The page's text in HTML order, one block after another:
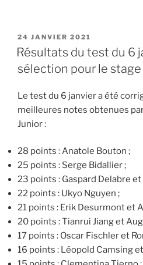
PUBLIÉ
LE
24 JANVIER 2021
Résultats du test du 6
sélection pour le
Le test du 6 janvier a été
meilleures notes obtenues
Junior :
28 points : Anatole Bouton ;
25 points : Serge Bidallier ;
23 points : Gaspard Delabre
22 points : Ukyo Nguyen ;
21 points : Erik Desurmont et
20 points : Tianrui Jiang et
17 points : Oscar Fischler et
16 points : Léopold Camsing